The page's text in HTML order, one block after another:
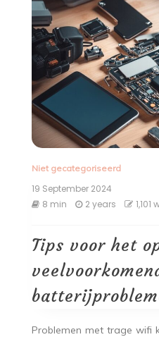
Niet gecategoriseerd
19 September 2024
8 min
2 years 1,101
Tips voor het
Problemen met trage wifi